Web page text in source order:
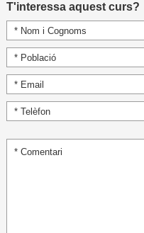
T'interessa aquest curs?